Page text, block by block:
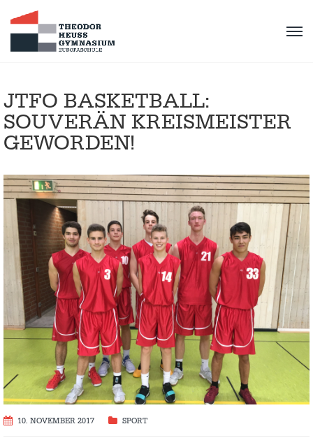
JTFO BASKETBALL:
SOUVERÄN KREISMEISTER
GEWORDEN!
10. NOVEMBER 2017 SPORT